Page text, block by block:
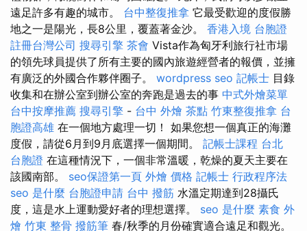
遠足許多有趣的城市。 台中整復推拿 它最受歡迎的度假勝
地之一是陽光，長8公里，覆蓋著金沙。 香港入境 台胞證
註冊台灣公司 搜尋引擎 茶會 Vista作為匈牙利旅行社市場
的領先球員提供了所有主要的國內旅遊經營者的報價，並擁
有廣泛的外國合作夥伴圈子。 wordpress seo 記帳士 目錄
收集和在辦公室到辦公室的奔跑是過去的事 中式外燴菜單
台中按摩推薦 搜尋引擎 - 台中 外燴 茶點 竹東整復推拿 台
胞證高雄 在一個地方處理一切！ 如果您想一個真正的海灘
度假，請從6月到9月底選擇一個期間。 記帳士課程 台北
台胞證 在這種情況下，一個非常溫暖，乾燥的夏天主要在
該國南部。 seo保證第一頁 外燴 價格 記帳士 行政程序法
seo 是什麼 台胞證申請 台中 撥筋 水溫定期達到28攝氏
度，這是水上運動愛好者的理想選擇。 seo 是什麼 素食 外
燴 竹東 整骨 撥筋筆 春/秋季的月份確實適合遠足和觀光。